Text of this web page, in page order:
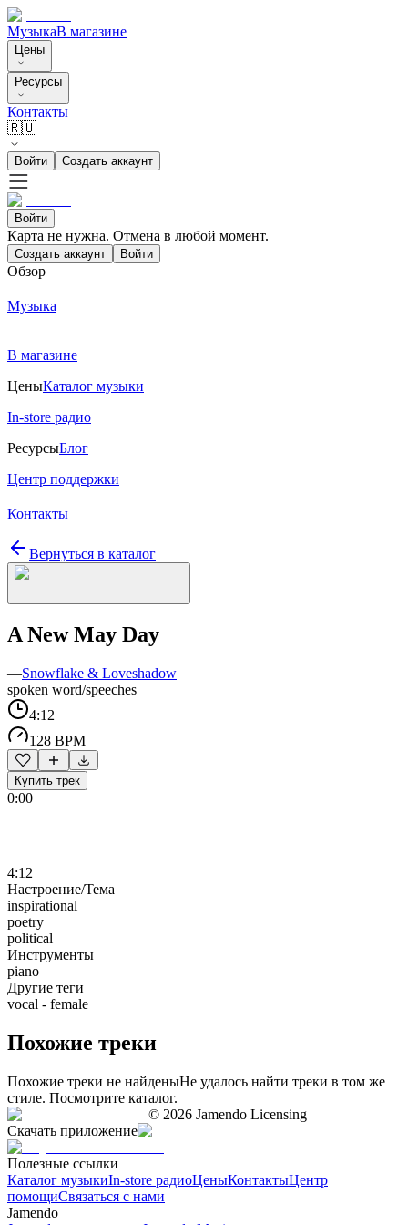
МузыкаВ магазине
Цены
Ресурсы
Контакты
🇷🇺
Войти Создать аккаунт
Войти
Карта не нужна. Отмена в любой момент.
Создать аккаунт Войти
Обзор
Музыка
В магазине
ЦеныКаталог музыки
In-store радио
РесурсыБлог
Центр поддержки
Контакты
Вернуться в каталог
A New May Day
—Snowflake & Loveshadow
spoken word/speeches
4:12
128 BPM
Купить трек
0:00
4:12
Настроение/Тема
inspirational
poetry
political
Инструменты
piano
Другие теги
vocal - female
Похожие треки
Похожие треки не найденыНе удалось найти треки в том же
стиле. Посмотрите каталог.
© 2026 Jamendo Licensing
Скачать приложение
Полезные ссылки
Каталог музыкиIn-store радиоЦеныКонтактыЦентр
помощиСвязаться с нами
Jamendo